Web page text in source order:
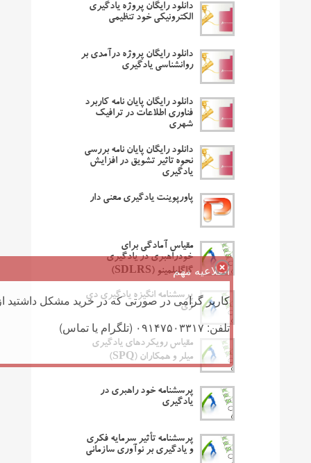
دانلود رایگان پروژه یادگیری
الکترونیکی خود تنظیمی
دانلود رایگان پروژه درآمدی بر
روانشناسی یادگیری
دانلود رایگان پایان نامه کاربرد
فناوری اطلاعات در ترافیک
شهری
دانلود رایگان پایان نامه بررسی
نحوه تاثیر تشویق در افزایش
یادگیری
پاورپوینت یادگیری معنی دار
مقیاس آمادگی برای
خودراهبری در یادگیری
گاگلیلمینو (SDLRS)
پرسشنامه انگیزه یادگیری دی
ژی
مقیاس رویکردهای یادگیری
میلر و همکاران (SPQ)
پرسشنامه خود راهبری در
یادگیری
پرسشنامه تأثیر سرمایه فکری
و یادگیری بر نوآوری سازمانی
اطلاعیه مهم
کاربر گرامی در صورتی که در خرید مشکل داشتید
تلفن: ۰۹۱۴۷۵۰۳۳۱۷ (تلگرام یا تماس)